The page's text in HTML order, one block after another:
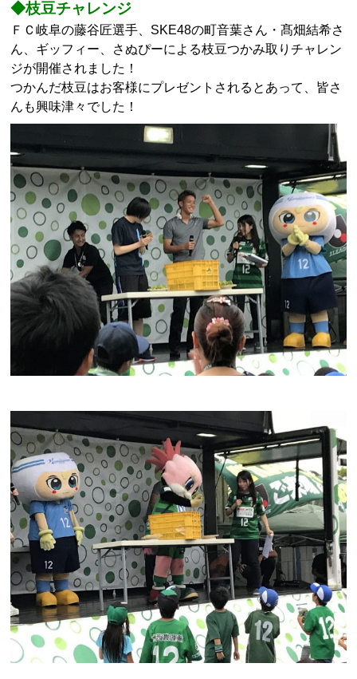
◆枝豆チャレンジ
ＦＣ岐阜の藤谷匠選手、SKE48の町音葉さん・髙畑結希さ
ん、ギッフィー、さぬぴーによる枝豆つかみ取りチャレン
ジが開催されました！
つかんだ枝豆はお客様にプレゼントされるとあって、皆さ
んも興味津々でした！